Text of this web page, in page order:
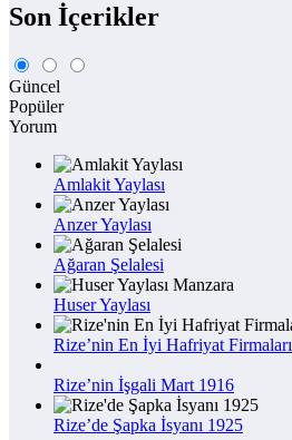
Son İçerikler
Güncel
Popüler
Yorum
Amlakit Yaylası
Anzer Yaylası
Ağaran Şelalesi
Huser Yaylası
Rize’nin En İyi Hafriyat Firmaları
Rize’nin İşgali Mart 1916
Rize’de Şapka İsyanı 1925